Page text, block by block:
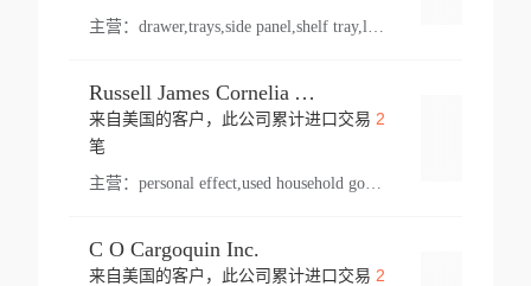
主营：
Russell James Cornelia Arlington Va
来自美国的客户，此公司累计进口交易 2
笔
主营： personal effect,used household goods
C O Cargoquin Inc.
来自美国的客户，此公司累计进口交易 2